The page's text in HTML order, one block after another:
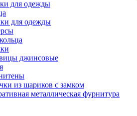
для одежды
для одежды
джинсовые
из шариков с замком
металлическая фурнитура